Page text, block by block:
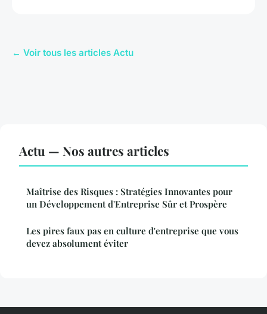
← Voir tous les articles Actu
Actu — Nos autres articles
Maîtrise des Risques : Stratégies Innovantes pour
un Développement d'Entreprise Sûr et Prospère
Les pires faux pas en culture d'entreprise que vous
devez absolument éviter